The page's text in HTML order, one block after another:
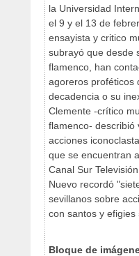
la Universidad
el 9 y el 13 de
ensayista y critico
subrayó que desde
flamenco, han
agoreros proféticos
decadencia o su
Clemente -crítico
flamenco- describió
acciones
que se encuentran
Canal Sur
Nuevo recordó
sevillanos sobre
con santos y efigies
Bloque de